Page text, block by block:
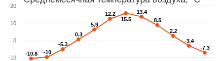
-10.8
-10.8 -10
-10
-5.3
-5.3
0.3
0.3
5.9
5.9
12.2
12.2
15.5
15.5
13.4
13.4
8.5
8.5
2.2
2.2
-3.4
-3.4
-7.3
-7.3
-10
0
10
20